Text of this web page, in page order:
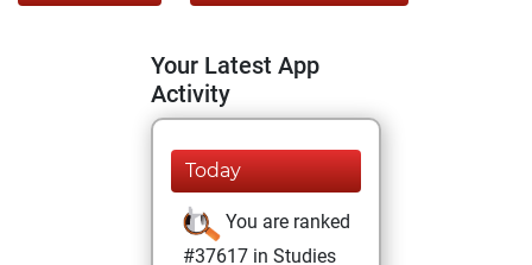
Your Latest App
Activity
Today
You are ranked
#37617 in Studies